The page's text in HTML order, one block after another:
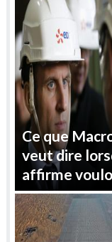
Ce que
veut dire
affirme
« reprendre
contrôle »
de